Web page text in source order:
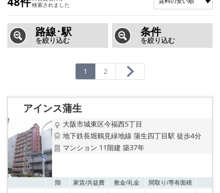
スタッフ
BLOG
Instagram
店舗情報·アクセス
会社概要
メールでお問い合わせ
検索されました
路線･駅
を絞り込む
条件
を絞り込む
1 2
アインス蒲生
大阪市城東区今福西5丁目
地下鉄長堀鶴見緑地線 蒲生四丁目駅 徒歩4分
マンション 11階建 築37年
階 家賃/共益費 敷金/礼金 間取り/専有面積